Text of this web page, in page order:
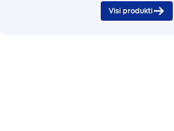
Visi produkti